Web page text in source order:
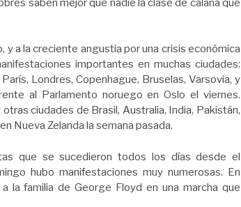
y a la creciente angustia por una crisis económica
importantes en muchas ciudades:
Londres, Copenhague, Bruselas, Varsovia, y
al Parlamento noruego en Oslo el viernes.
ciudades de Brasil, Australia, India, Pakistán,
Nueva Zelanda la semana pasada.
que se sucedieron todos los días desde el
hubo manifestaciones muy numerosas. En
la familia de George Floyd en una marcha que